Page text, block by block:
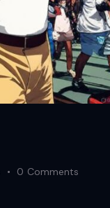
0 Comments